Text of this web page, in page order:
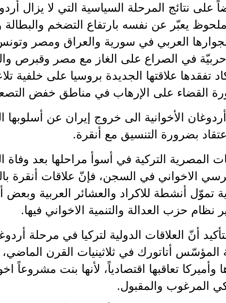
على نتائج المرحلة السياسية التي لا يزال
يعبّر عن نفسه بارتفاع التضخم
العربي في سورية والعراق ومصر
في الصراع على الغاز مع مصر وقبرص
تفقدها علاقتها الجديدة بروسيا على خلفية
القضاء على الإرهاب في مناطق خفض
الأخوانية الى خروج إيران عن أسلوبها
بضرورة التنسيق مع أنقرة.
المصرية التركية في أسوأ مراحلها بعد
الاخواني في السجن، فإنّ علاقات أنقرة
تموّل أنشطة للاكراد والعشائر العربية وبعض
نظام حزب العدالة والتنمية الاخواني فيها.
أنّ العلاقات الدولية لتركيا في مرحلة
المؤسّس أتاتورك في ثلاثينيات القرن الماضي،
تعاقبها اقتصادياً، لأنها بنت مشروعاً
المرغوب والمقبول.